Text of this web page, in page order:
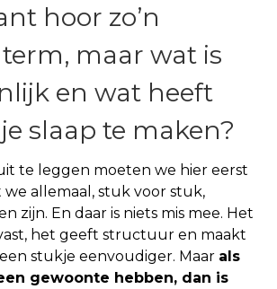
hoor zo’n
maar wat is
en wat heeft
slaap te maken?
te leggen moeten we hier eerst
allemaal, stuk voor stuk,
zijn. En daar is niets mis mee. Het
het geeft structuur en maakt
stukje eenvoudiger. Maar als
gewoonte hebben, dan is